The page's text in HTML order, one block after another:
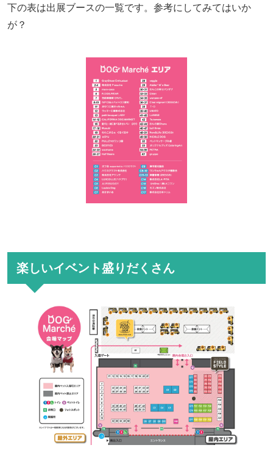
下の表は出展ブースの一覧です。参考にしてみてはいか
が？
楽しいイベント盛りだくさん